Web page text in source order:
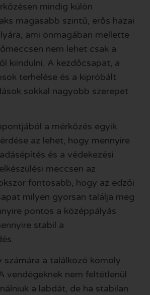
mindig külön
magasabb szintű, erős hazai
ami önmagában mellette
nem lehet csak a
kiindulni. A kezdőcsapat, a
terhelése és a kipróbált
sokkal nagyobb szerepet
a mérkőzés egyik
az lehet, hogy mennyire
és a védekezési
meccsen az
fontosabb, hogy az edzői
milyen gyorsan találja meg
pontos a középpályás
stabil a
számára a találkozó komoly
vendégeknek nem feltétlenül
a labdát, de ha stabilan